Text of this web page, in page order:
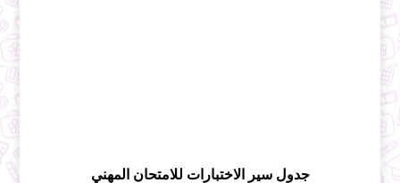
جدول سير الاختبارات للامتحان المهني